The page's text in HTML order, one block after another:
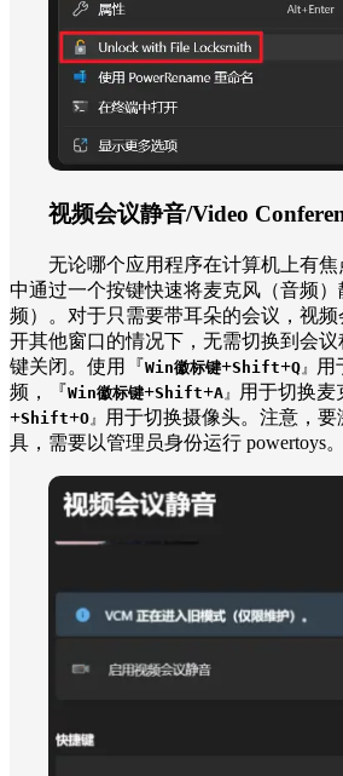
视频会议静音/Video
无论哪个应用程序在计算机上有
中通过一个按键快速将麦克风（音频
频）。对于只需要带耳朵的会议，视
开其他窗口的情况下，无需切换到会
键关闭。使用『Win徽标键+Shift+Q 』
用
频，『Win徽标键+Shift+A 』 用于切换麦
+Shift+O 』 用于切换摄像头。注意，要
具，需要以管理员身份运行 powertoys。